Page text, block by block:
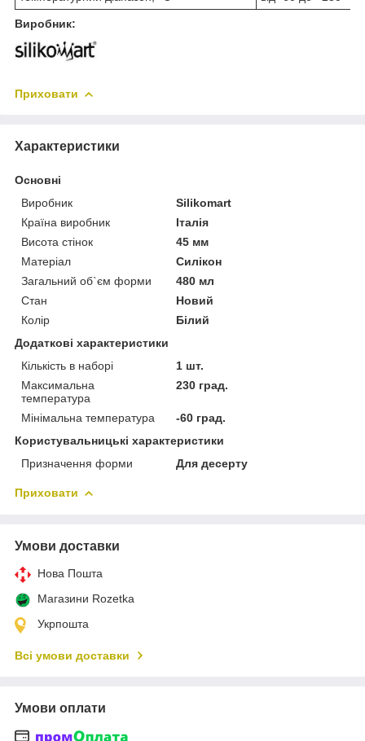
Виробник:
Приховати
Характеристики
Основні
Виробник
Silikomart
Країна виробник
Італія
Висота стінок
45 мм
Матеріал
Силікон
Загальний об`єм форми
480 мл
Стан
Новий
Колір
Білий
Додаткові характеристики
Кількість в наборі
1 шт.
Максимальна
температура
230 град.
Мінімальна температура
-60 град.
Користувальницькі характеристики
Призначення форми
Для десерту
Приховати
Умови доставки
Нова Пошта
Магазини Rozetka
Укрпошта
Всі умови доставки
Умови оплати